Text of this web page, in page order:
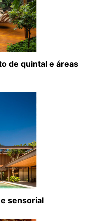
de quintal e áreas
sensorial